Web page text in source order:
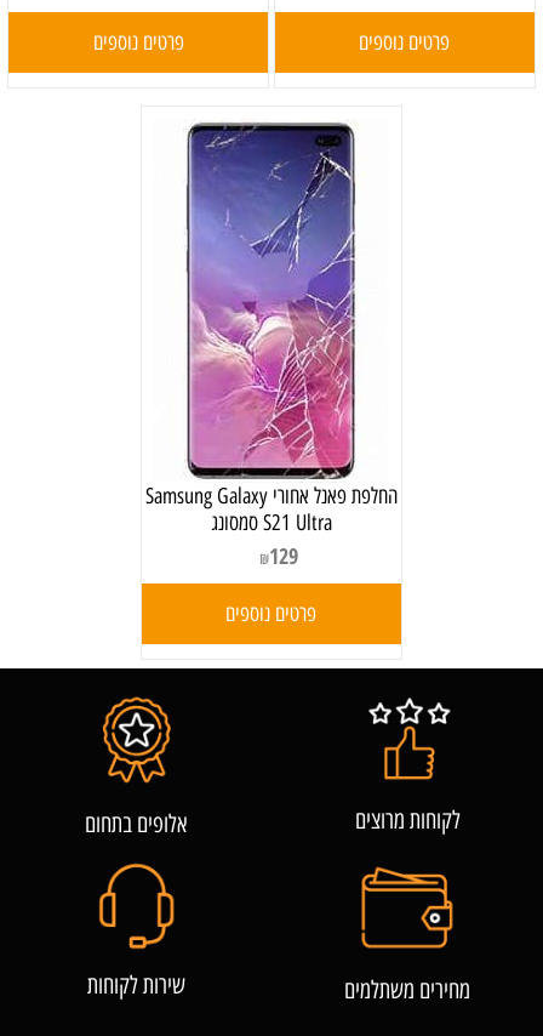
פרטים נוספים פרטים נוספים
‏החלפת פאנל אחורי Samsung Galaxy
S21 Ultra סמסונג
₪129
פרטים נוספים
לקוחות מרוצים אלופים בתחום
מחירים משתלמים שירות לקוחות